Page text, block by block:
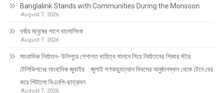
Banglalink Stands with Communities During the Monsoon
August 7, 2026
বর্ষায় মানুষের পাশে বাংলালিংক
August 7, 2026
সাংবাদিক নির্যাতন- উলিপুরে পেশাগত দায়িত্ব পালনে গিয়ে নির্যাতনের শিকার স্টার
টেলিভিশনের সাংবাদিক জুবাইর : জুলাই গণঅভ্যুত্থান দিবসের অনুষ্ঠানস্থল থেকে টেনে বের
করে পিটালো বিএনপি-ছাত্রদল
August 7, 2026